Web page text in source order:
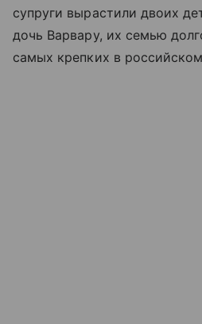
супруги вырастили двоих
дочь Варвару, их семью
самых крепких в